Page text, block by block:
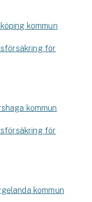
kommun
för
kommun
för
kommun